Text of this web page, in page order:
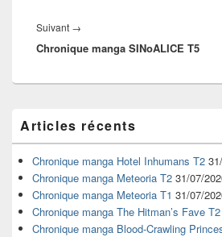
Suivant →
suivant :
Chronique manga SINoALICE T5
principale
de
widget
pour
barre
latérale
Articles récents
Chronique manga Hotel Inhumans T2
Chronique manga Meteoria T2 31/07/
Chronique manga Meteoria T1 31/07/
Chronique manga The Hitman’s Fave T2
Chronique manga Blood-Crawling